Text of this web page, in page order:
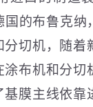
国的布鲁克纳
切机，随着
布机和分切
膜主线依靠